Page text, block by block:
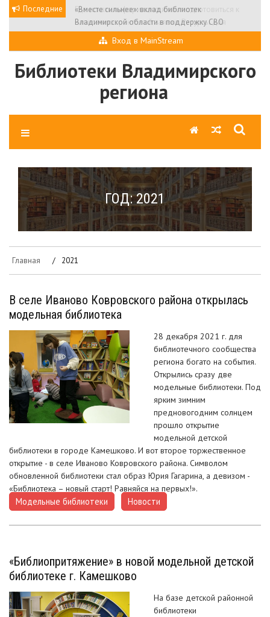
Skip
content
Последние
«Вместе сильнее»: вклад библиотек
Владимирской области в поддержку СВО
Вход в MainStream
Библиотеки Владимирского
региона
ГОД:2021
Главная 2021
В селе Иваново Ковровского района открылась
модельная библиотека
28 декабря 2021 г. для
библиотечного сообщества
региона богато на события.
Открылись сразу две
модельные библиотеки. Под
ярким зимним
предновогодним солнцем
прошло открытие
модельной детской
библиотеки в городе Камешково. И вот второе торжественное
открытие - в селе Иваново Ковровского района. Символом
обновленной библиотеки стал образ Юрия Гагарина, а девизом -
«Библиотека – новый старт! Равняйся на первых!».
Модельные библиотеки Новости
«Библиопритяжение» в новой модельной детской
библиотеке г. Камешково
На базе детской районной
библиотеки